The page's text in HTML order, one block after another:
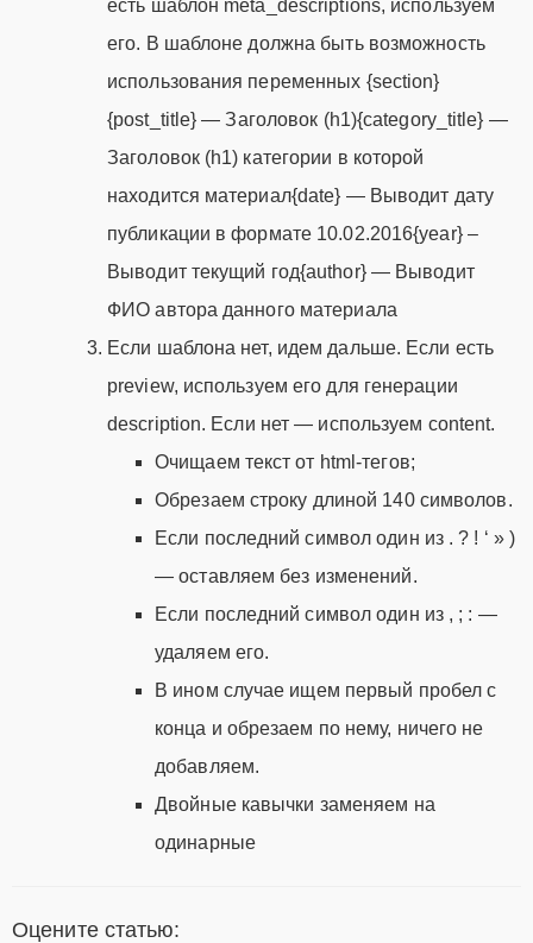
есть шаблон meta_descriptions, используем
его. В шаблоне должна быть возможность
использования переменных {section}
{post_title} — Заголовок (h1){category_title} —
Заголовок (h1) категории в которой
находится материал{date} — Выводит дату
публикации в формате 10.02.2016{year} –
Выводит текущий год{author} — Выводит
ФИО автора данного материала
Если шаблона нет, идем дальше. Если есть
preview, используем его для генерации
description. Если нет — используем content.
Очищаем текст от html-тегов;
Обрезаем строку длиной 140 символов.
Если последний символ один из . ? ! ‘ » )
— оставляем без изменений.
Если последний символ один из , ; : —
удаляем его.
В ином случае ищем первый пробел с
конца и обрезаем по нему, ничего не
добавляем.
Двойные кавычки заменяем на
одинарные
Оцените статью: